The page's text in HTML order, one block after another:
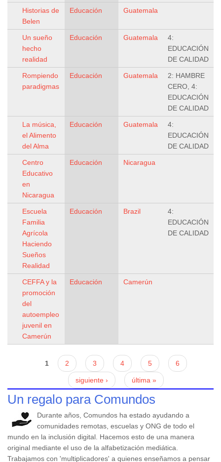
Historias de
Belen
Educación Guatemala
Un sueño
hecho
realidad
Educación Guatemala
4:
EDUCACIÓN
DE CALIDAD
Rompiendo
paradigmas
Educación Guatemala
2: HAMBRE
CERO, 4:
EDUCACIÓN
DE CALIDAD
La música,
el Alimento
del Alma
Educación Guatemala
4:
EDUCACIÓN
DE CALIDAD
Centro
Educativo
en
Nicaragua
Educación Nicaragua
Escuela
Familia
Agrícola
Haciendo
Sueños
Realidad
Educación Brazil
4:
EDUCACIÓN
DE CALIDAD
CEFFA y la
promoción
del
autoempleo
juvenil en
Camerún
Educación Camerún
Páginas
1 2 3 4 5 6
siguiente › última »
Un regalo para Comundos
Durante años, Comundos ha estado ayudando a
comunidades remotas, escuelas y ONG de todo el
mundo en la inclusión digital. Hacemos esto de una manera
original mediante el uso de la alfabetización mediática.
Trabajamos con 'multiplicadores' a quienes enseñamos a pensar